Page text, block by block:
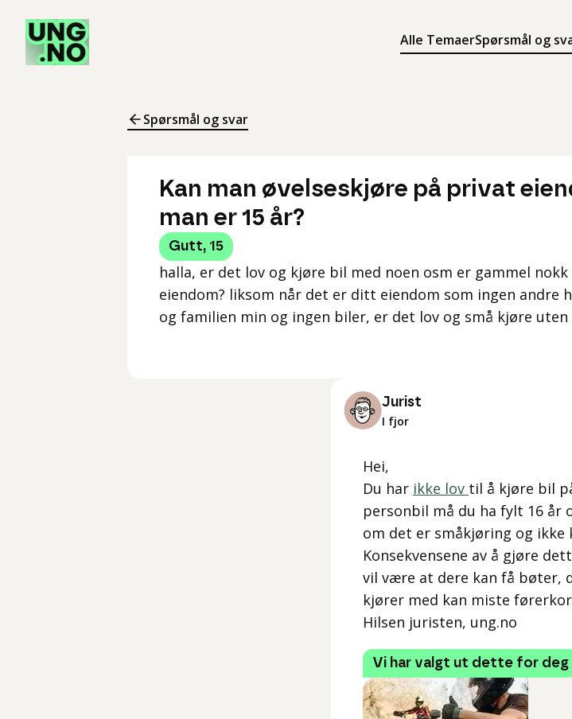
Alle TemaerSpørsmål og
Søk
Meny
Spørsmål og svar
Kan man øvelseskjøre på privat
man er 15 år?
Gutt, 15
halla, er det lov og kjøre bil med noen osm er gammel
eiendom? liksom når det er ditt eiendom som ingen andre
og familien min og ingen biler, er det lov og små kjøre
Jurist
I fjor
Hei,
Du har ikke lov til å kjøre bil
personbil må du ha fylt 16
om det er småkjøring og
Konsekvensene av å gjøre
vil være at dere kan få bøter,
kjører med kan miste
Hilsen juristen, ung.no
Vi har valgt ut dette for deg